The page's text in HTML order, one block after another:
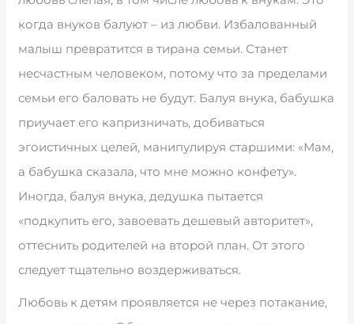
когда внуков балуют – из любви. Избалованный
малыш превратится в тирана семьи. Станет
несчастным человеком, потому что за пределами
семьи его баловать не будут. Балуя внука, бабушка
приучает его капризничать, добиваться
эгоистичных целей, манипулируя старшими: «Мам,
а бабушка сказала, что мне можно конфету».
Иногда, балуя внука, дедушка пытается
«подкупить его, завоевать дешевый авторитет»,
оттеснить родителей на второй план. От этого
следует тщательно воздерживаться.
Любовь к детям проявляется не через потакание,